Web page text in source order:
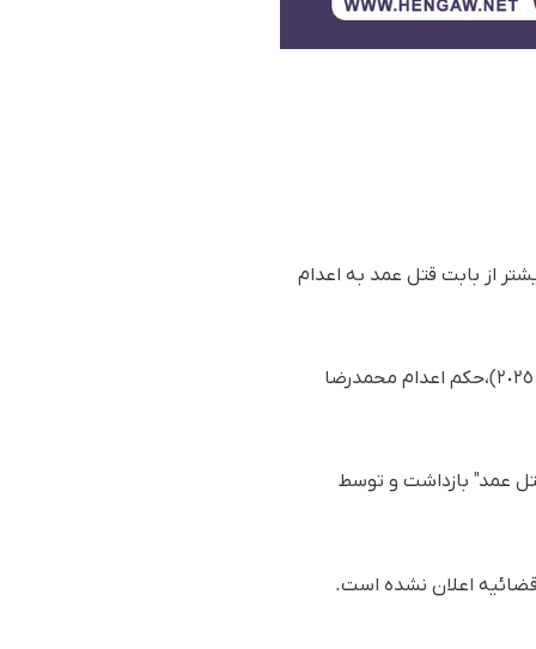
از بابت قتل عمد به اعدام
بر اساس گزارش رسیده به سازمان حقوق بشری هه‌نگاو، سحرگاه روز یکشنبە ٥ اسفند ١٤٠٣(٢٣ فوریە ٢٠٢٥)،حکم اعدام محمدرضا
رضایی از ٢ سال پیش بابت اتهام "قتل عمد" بازداشت و توسط
قضائیه اعلان نشده است.